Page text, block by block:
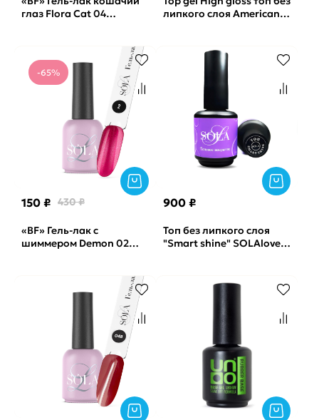
глаз Flora Cat 04
липкого слоя American
-65%
150 ₽ 430 ₽
«BF» Гель-лак с
шиммером Demon 02
900 ₽
Топ без липкого слоя
"Smart shine" SOLAlove,